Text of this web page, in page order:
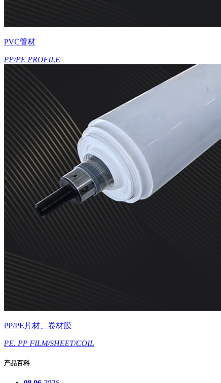
PVC管材
PP/PE PROFILE
PP/PE片材、卷材膜
PE. PP FILM/SHEET/COIL
产品百科